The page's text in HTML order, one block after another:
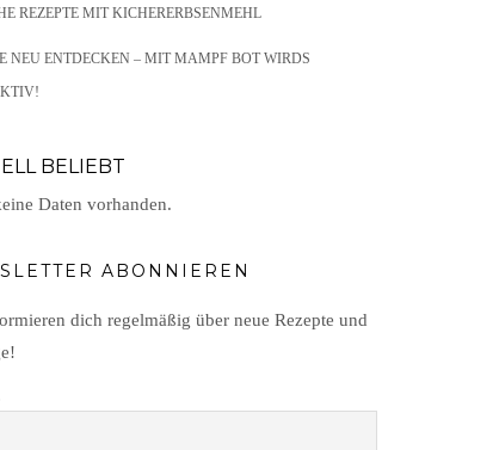
REZEPTE MIT KICHERERBSENMEHL
NEU ENTDECKEN – MIT MAMPF BOT WIRDS
BELIEBT
Daten vorhanden.
ABONNIEREN
dich regelmäßig über neue Rezepte und